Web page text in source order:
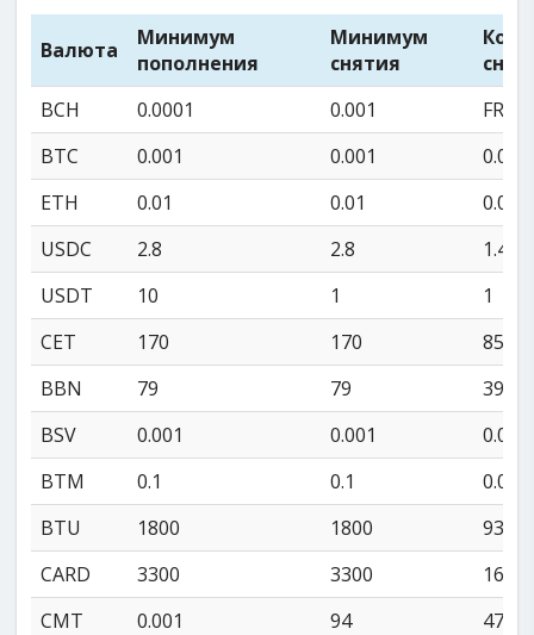
Валюта
Минимум
пополнения
Минимум
снятия
BCH
0.0001 0.001
FREE
BTC
0.001 0.001
ETH
0.01 0.01
0.01
USDC
2.8 2.8
1.4
USDT
10 1
1
CET
170 170
85
BBN
79 79
39
BSV
0.001 0.001
0.001
BTM
0.1 0.1
0.02
BTU
1800 1800
930
CARD
3300 3300
1600
CMT
0.001 94
47